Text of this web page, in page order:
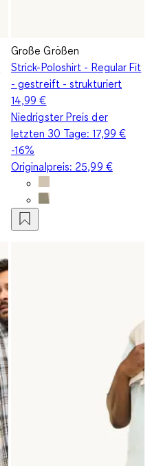
Große Größen
Strick-Poloshirt - Regular Fit
- gestreift - strukturiert
14,99 €
Niedrigster Preis der
letzten 30 Tage:17,99 €
-16%
Originalpreis: 25,99 €